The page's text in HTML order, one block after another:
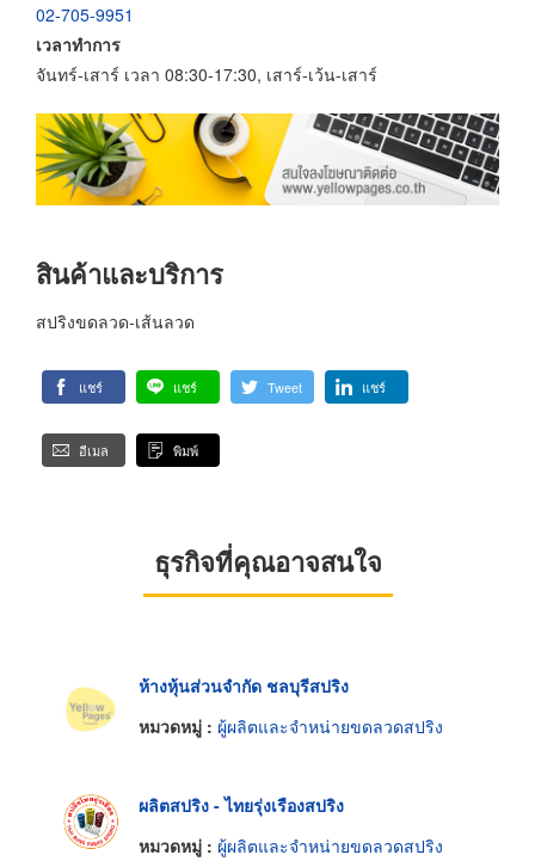
02-705-9951
เวลาทำการ
จันทร์-เสาร์ เวลา 08:30-17:30, เสาร์-เว้น-เสาร์
สินค้าและบริการ
สปริงขดลวด-เส้นลวด
แชร์ แชร์ Tweet แชร์
อีเมล พิมพ์
ธุรกิจที่คุณอาจสนใจ
ห้างหุ้นส่วนจำกัด ชลบุรีสปริง
หมวดหมู่ : ผู้ผลิตและจำหน่ายขดลวดสปริง
ผลิตสปริง - ไทยรุ่งเรืองสปริง
หมวดหมู่ : ผู้ผลิตและจำหน่ายขดลวดสปริง